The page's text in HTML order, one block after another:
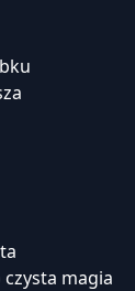
magia